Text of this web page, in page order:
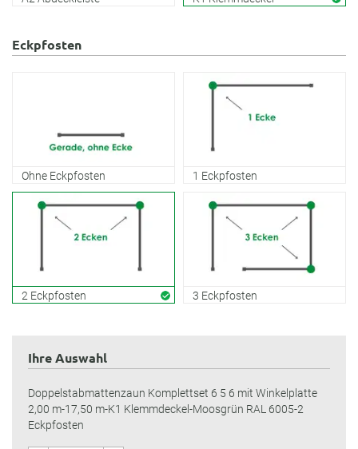
Eckpfosten
Ohne Eckpfosten 1 Eckpfosten
2 Eckpfosten 3 Eckpfosten
Ihre Auswahl
Doppelstabmattenzaun Komplettset 6 5 6 mit Winkelplatte
2,00 m-17,50 m-K1 Klemmdeckel-Moosgrün RAL 6005-2
Eckpfosten